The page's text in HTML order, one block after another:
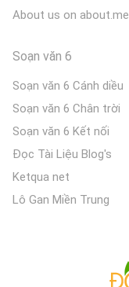
About us on about.me
Soạn văn 6
Soạn văn 6 Cánh diều
Soạn văn 6 Chân trời
Soạn văn 6 Kết nối
Đọc Tài Liệu Blog's
Ketqua net
Lô Gan Miền Trung